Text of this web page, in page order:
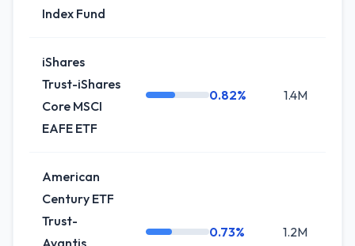
Index Fund
iShares
Trust-iShares
Core MSCI
EAFE ETF
0.82% 1.4M
American
Century ETF
Trust-
Avantis
0.73% 1.2M